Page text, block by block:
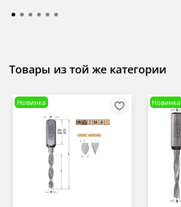
Товары из той же категории
Новинка Новинка